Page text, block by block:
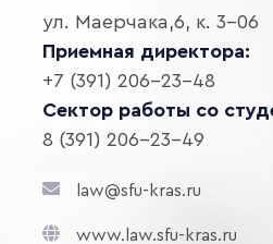
ул. Маерчака,6, к. 3-06
Приемная директора:
+7 (391) 206-23-48
Сектор работы со
8 (391) 206-23-49
law@sfu-kras.ru
www.law.sfu-kras.ru